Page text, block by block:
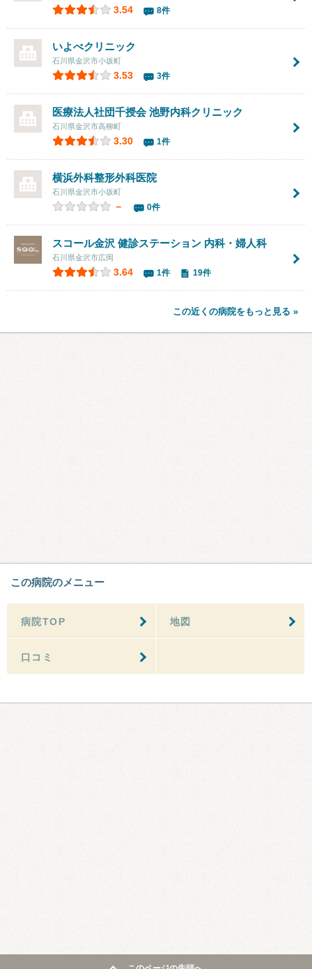
3.54 8件
いよべクリニック
石川県金沢市小坂町
3.53 3件
医療法人社団千授会 池野内科クリニック
石川県金沢市高柳町
3.30 1件
横浜外科整形外科医院
石川県金沢市小坂町
－ 0件
スコール金沢 健診ステーション 内科・婦人科
石川県金沢市広岡
3.64 1件 19件
この近くの病院をもっと見る »
この病院のメニュー
病院TOP 地図
口コミ